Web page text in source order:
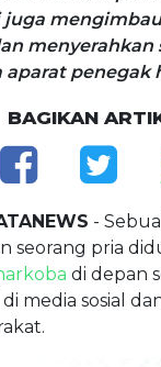
juga
menyerahkan
aparat penegak
BAGIKAN
-
seorang pria
di depan
media sosial